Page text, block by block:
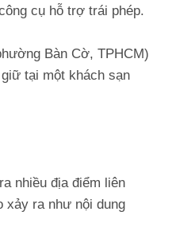
cụ hỗ trợ trái phép.
Bàn Cờ, TPHCM)
tại một khách sạn
nhiều địa điểm liên
xảy ra như nội dung